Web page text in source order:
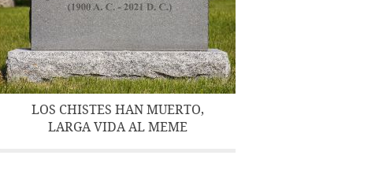
LOS CHISTES HAN MUERTO,
LARGA VIDA AL MEME